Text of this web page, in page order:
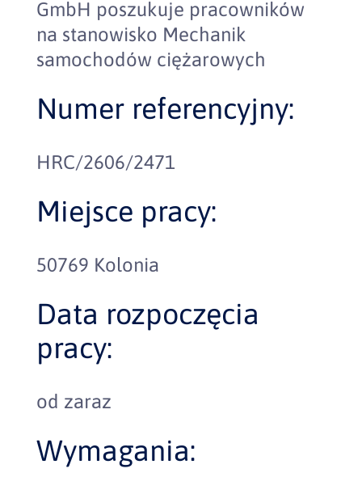
GmbH poszukuje pracowników
na stanowisko Mechanik
samochodów ciężarowych
Numer referencyjny:
HRC/2606/2471
Miejsce pracy:
50769 Kolonia
Data rozpoczęcia
pracy:
od zaraz
Wymagania: